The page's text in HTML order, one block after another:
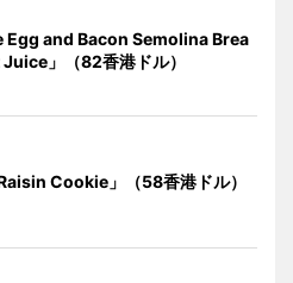
Egg and Bacon Semolina Brea
」（82香港ドル）
Cookie」（58香港ドル）